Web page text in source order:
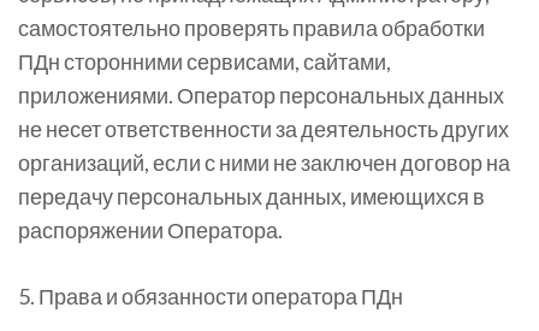
самостоятельно проверять правила обработки
ПДн сторонними сервисами, сайтами,
приложениями. Оператор персональных данных
не несет ответственности за деятельность других
организаций, если с ними не заключен договор на
передачу персональных данных, имеющихся в
распоряжении Оператора.
5. Права и обязанности оператора ПДн